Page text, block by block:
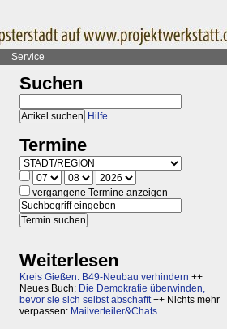
Service
Suchen
Hilfe
Termine
vergangene Termine anzeigen
Weiterlesen
Kreis Gießen: B49-Neubau verhindern ++
Neues Buch: Die Demokratie überwinden,
bevor sie sich selbst abschafft++ Nichts mehr
verpassen: Mailverteiler&Chats